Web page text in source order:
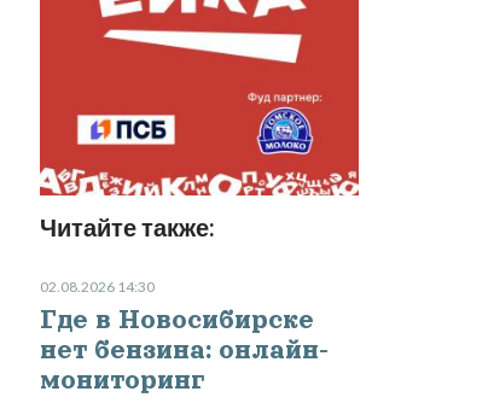
Читайте также:
02.08.2026 14:30
Где в Новосибирске
нет бензина: онлайн-
мониторинг